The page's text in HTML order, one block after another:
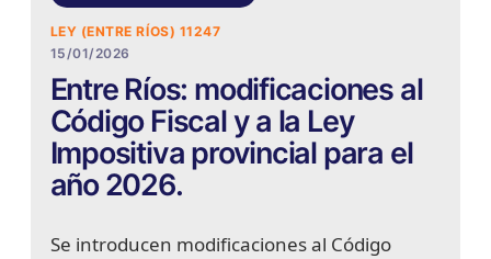
LEY (ENTRE RÍOS) 11247
15/01/2026
Entre Ríos: modificaciones al
Código Fiscal y a la Ley
Impositiva provincial para el
año 2026.
Se introducen modificaciones al Código